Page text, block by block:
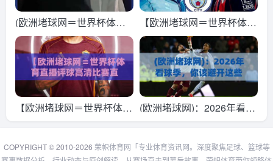
(欧洲堵球网＝世界杯体育
直播评球无插件在线直播
网)：2026年世界杯观赛新
选择？
【欧洲堵球网＝世界杯体育
直播评球视频直播网站】20
26球迷必备的观赛新神器
【欧洲堵球网＝世界杯体育
直播评球高清比赛直播
网】！2026年球迷必备的
(欧洲堵球网)：2026年看球
季，你该避开这些“坑”吗？
COPYRIGHT © 2010-2026 荣帜体育网「专业体育资讯网。深度聚焦足球、篮球等